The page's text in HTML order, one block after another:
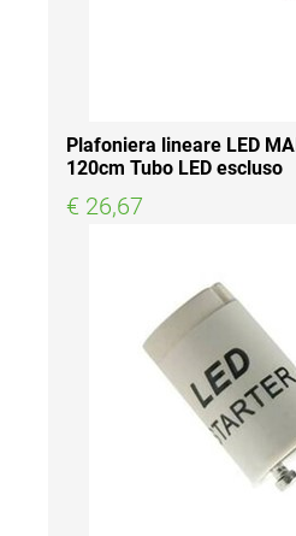
Plafoniera lineare LED
120cm Tubo LED escluso
€ 26,67